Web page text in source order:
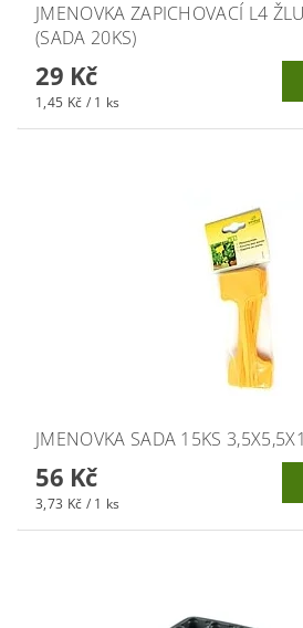
JMENOVKA ZAPICHOVACÍ L4
(SADA 20KS)
29 Kč
1,45 Kč / 1 ks
JMENOVKA SADA 15KS
56 Kč
3,73 Kč / 1 ks